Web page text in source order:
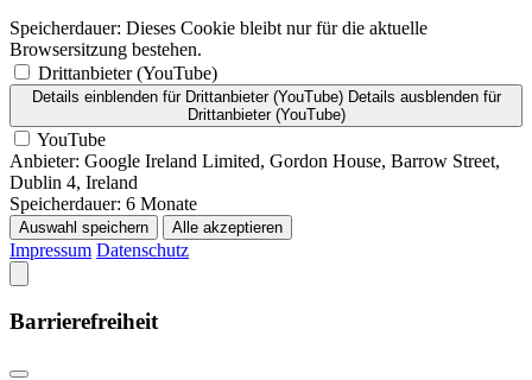
Speicherdauer: Dieses Cookie bleibt nur für die aktuelle
Browsersitzung bestehen.
Drittanbieter (YouTube)
Details einblendenfür Drittanbieter (YouTube) Details ausblendenfür
Drittanbieter (YouTube)
YouTube
Anbieter: Google Ireland Limited, Gordon House, Barrow Street,
Dublin 4, Ireland
Speicherdauer: 6 Monate
Auswahl speichern Alle akzeptieren
Impressum Datenschutz
Barrierefreiheit